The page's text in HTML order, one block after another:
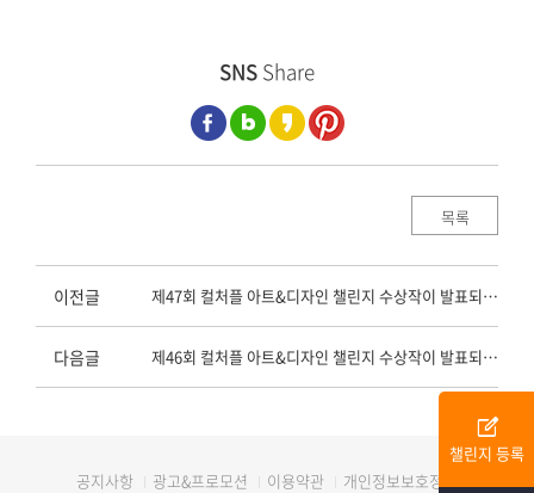
edit_square
챌린지 등록
SNS Share
목록
이전글 제47회 컬처플 아트&디자인 챌린지 수상작이 발표되었습니다.
다음글 제46회 컬처플 아트&디자인 챌린지 수상작이 발표되었습니다.
공지사항 광고&프로모션 이용약관
개인정보보호정책